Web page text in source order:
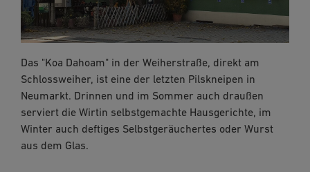
Das "Koa Dahoam" in der Weiherstraße, direkt am
Schlossweiher, ist eine der letzten Pilskneipen in
Neumarkt. Drinnen und im Sommer auch draußen
serviert die Wirtin selbstgemachte Hausgerichte, im
Winter auch deftiges Selbstgeräuchertes oder Wurst
aus dem Glas.